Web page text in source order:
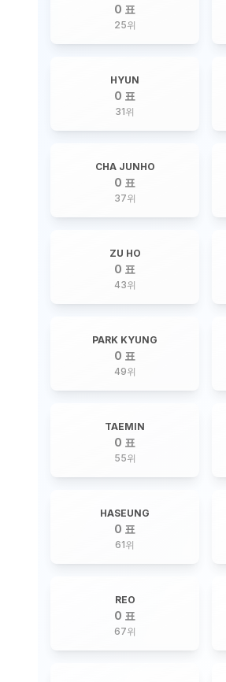
0 표
25위
HYUN
0 표
31위
CHA JUNHO
0 표
37위
ZU HO
0 표
43위
PARK KYUNG
0 표
49위
TAEMIN
0 표
55위
HASEUNG
0 표
61위
REO
0 표
67위